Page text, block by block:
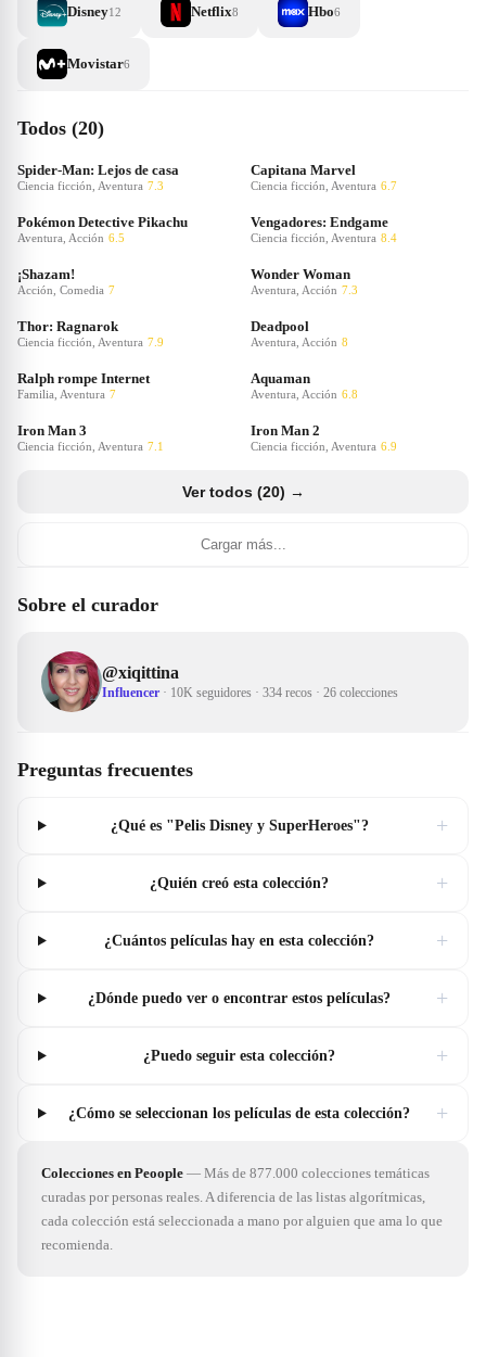
Disney12 Netflix8 Hbo6
Movistar6
Todos (20)
Spider-Man: Lejos de casa
Ciencia ficción, Aventura 7.3
Capitana Marvel
Ciencia ficción, Aventura 6.7
Pokémon Detective Pikachu
Aventura, Acción 6.5
Vengadores: Endgame
Ciencia ficción, Aventura 8.4
¡Shazam!
Acción, Comedia 7
Wonder Woman
Aventura, Acción 7.3
Thor: Ragnarok
Ciencia ficción, Aventura 7.9
Deadpool
Aventura, Acción 8
Ralph rompe Internet
Familia, Aventura 7
Aquaman
Aventura, Acción 6.8
Iron Man 3
Ciencia ficción, Aventura 7.1
Iron Man 2
Ciencia ficción, Aventura 6.9
Ver todos (20) →
Cargar más...
Sobre el curador
@xiqittina
Influencer · 10K seguidores · 334 recos · 26 colecciones
Preguntas frecuentes
¿Qué es "Pelis Disney y SuperHeroes"? +
¿Quién creó esta colección? +
¿Cuántos películas hay en esta colección? +
¿Dónde puedo ver o encontrar estos películas? +
¿Puedo seguir esta colección? +
¿Cómo se seleccionan los películas de esta colección? +
Colecciones en Peoople — Más de 877.000 colecciones temáticas
curadas por personas reales. A diferencia de las listas algorítmicas,
cada colección está seleccionada a mano por alguien que ama lo que
recomienda.